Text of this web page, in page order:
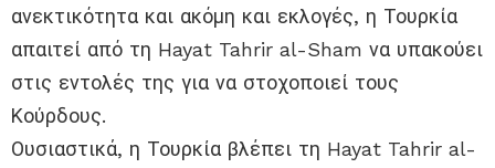
ανεκτικότητα και ακόμη και εκλογές, η Τουρκία
απαιτεί από τη Hayat Tahrir al-Sham να υπακούει
στις εντολές της για να στοχοποιεί τους
Κούρδους.
Ουσιαστικά, η Τουρκία βλέπει τη Hayat Tahrir al-